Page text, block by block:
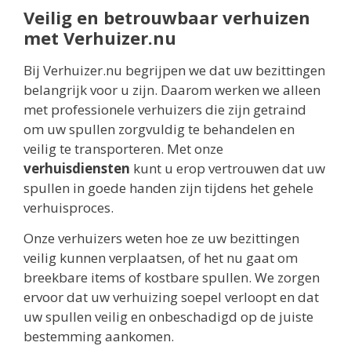
Veilig en betrouwbaar verhuizen
met Verhuizer.nu
Bij Verhuizer.nu begrijpen we dat uw bezittingen
belangrijk voor u zijn. Daarom werken we alleen
met professionele verhuizers die zijn getraind
om uw spullen zorgvuldig te behandelen en
veilig te transporteren. Met onze
verhuisdiensten kunt u erop vertrouwen dat uw
spullen in goede handen zijn tijdens het gehele
verhuisproces.
Onze verhuizers weten hoe ze uw bezittingen
veilig kunnen verplaatsen, of het nu gaat om
breekbare items of kostbare spullen. We zorgen
ervoor dat uw verhuizing soepel verloopt en dat
uw spullen veilig en onbeschadigd op de juiste
bestemming aankomen.